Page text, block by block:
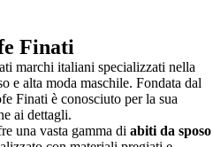
Finati
marchi italiani specializzati nella
e alta moda maschile. Fondata dal
Finati è conosciuto per la sua
ai dettagli.
una vasta gamma di abiti da sposo